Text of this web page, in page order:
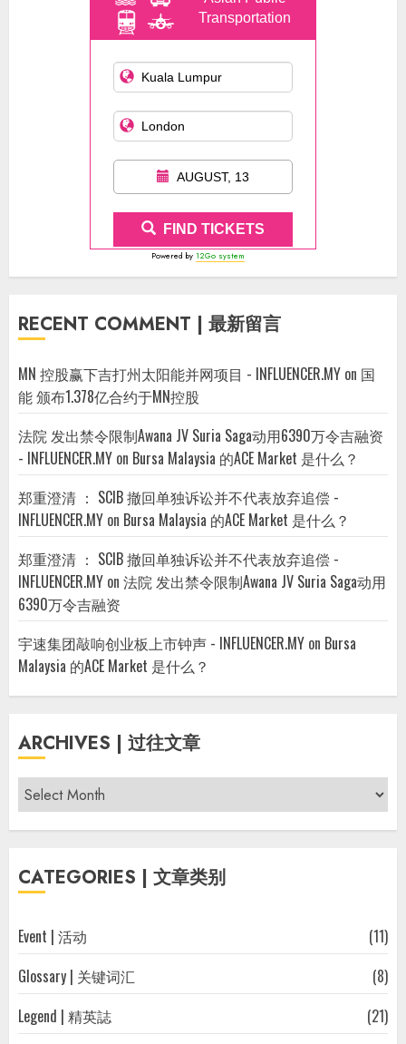
Transportation
AUGUST, 13
FIND TICKETS
Powered by 12Go system
RECENT COMMENT | 最新留言
MN 控股赢下吉打州太阳能并网项目 - INFLUENCER.MY on 国
能 颁布1.378亿合约于MN控股
法院 发出禁令限制Awana JV Suria Saga动用6390万令吉融资
- INFLUENCER.MY on Bursa Malaysia 的ACE Market 是什么？
郑重澄清 ： SCIB 撤回单独诉讼并不代表放弃追偿 -
INFLUENCER.MY on Bursa Malaysia 的ACE Market 是什么？
郑重澄清 ： SCIB 撤回单独诉讼并不代表放弃追偿 -
INFLUENCER.MY on 法院 发出禁令限制Awana JV Suria Saga动用
6390万令吉融资
宇速集团敲响创业板上市钟声 - INFLUENCER.MY on Bursa
Malaysia 的ACE Market 是什么？
ARCHIVES | 过往文章
Archives
|
过
文
CATEGORIES | 文章类别
Event | 活动
(11)
Glossary | 关键词汇
(8)
Legend | 精英誌
(21)